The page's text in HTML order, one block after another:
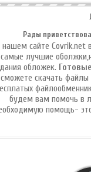
Рады
нашем сайте Covrik.net
лучшие
обложек.
сможете скачать файлы
будем вам помочь в
помощь-